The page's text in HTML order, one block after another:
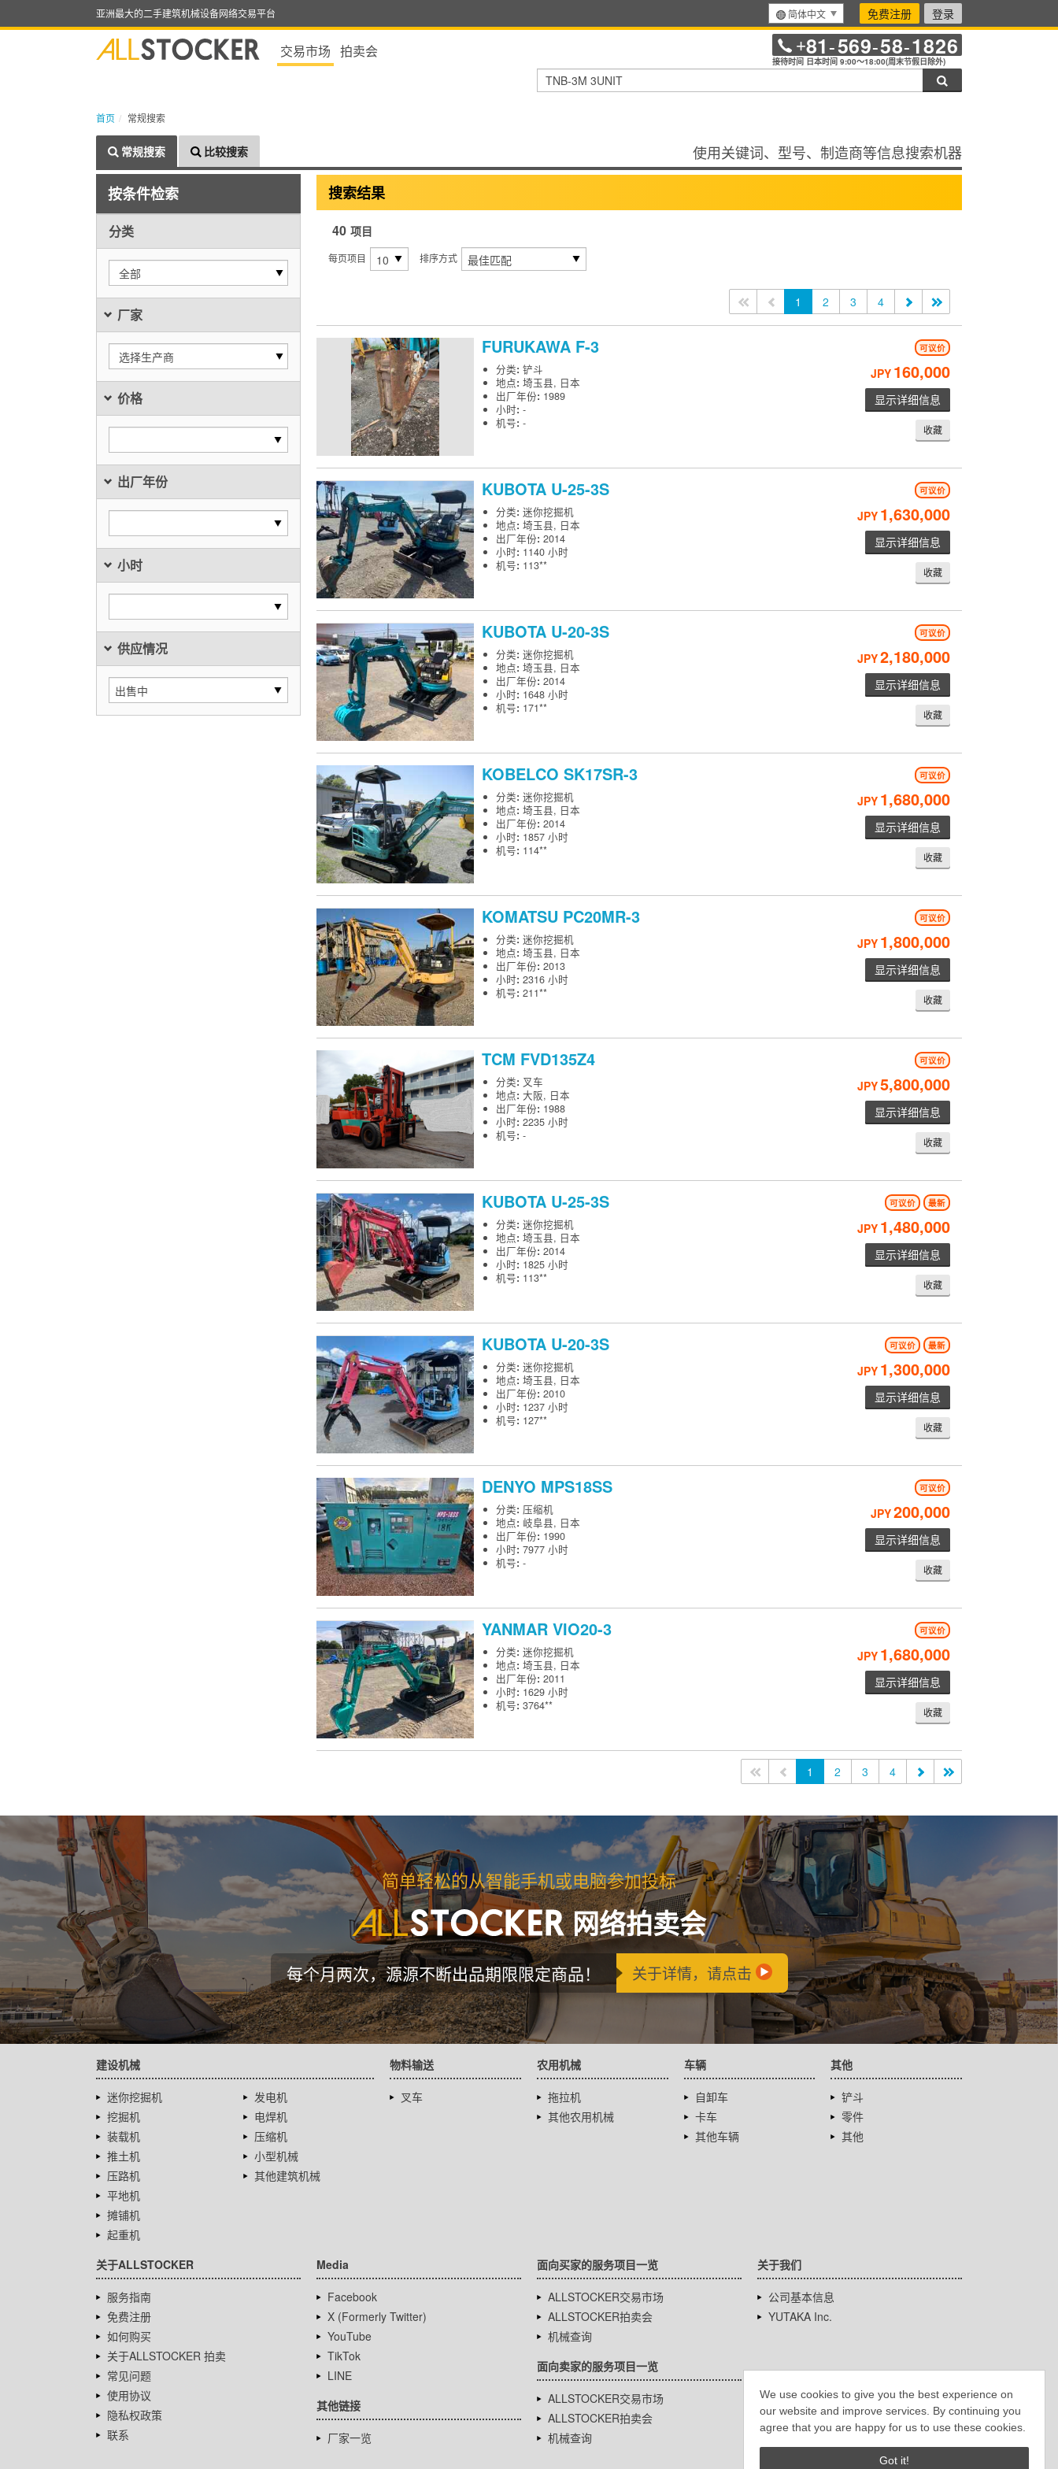
We use cookies to give you the best experience on
our website and improve services. By continuing you
agree that you are happy for us to use these cookies.
Got it!
亚洲最大的二手建筑机械设备网络交易平台 简体中文 免费注册 登录
交易市场 拍卖会 +81-569-58-1826
接待时间 日本时间 9:00～18:00(周末节假日除外)
首页 常规搜索
常规搜索 比较搜索 使用关键词、型号、制造商等信息搜索机器
按条件检索
分类
全部
厂家
选择生产商
价格
出厂年份
小时
供应情况
搜索结果
40 项目
每页项目 排序方式
<< 1 2 3 4
FURUKAWA F-3 可议价
分类: 铲斗
地点: 埼玉县, 日本
出厂年份: 1989
小时: -
机号: -
JPY 160,000
显示详细信息
收藏
KUBOTA U-25-3S 可议价
分类: 迷你挖掘机
地点: 埼玉县, 日本
出厂年份: 2014
小时: 1140 小时
机号: 113**
JPY 1,630,000
显示详细信息
收藏
KUBOTA U-20-3S 可议价
分类: 迷你挖掘机
地点: 埼玉县, 日本
出厂年份: 2014
小时: 1648 小时
机号: 171**
JPY2,180,000
显示详细信息
收藏
KOBELCO SK17SR-3 可议价
分类: 迷你挖掘机
地点: 埼玉县, 日本
出厂年份: 2014
小时: 1857 小时
机号: 114**
JPY 1,680,000
显示详细信息
收藏
KOMATSU PC20MR-3 可议价
分类: 迷你挖掘机
地点: 埼玉县, 日本
出厂年份: 2013
小时: 2316 小时
机号: 211**
JPY 1,800,000
显示详细信息
收藏
TCM FVD135Z4 可议价
分类: 叉车
地点: 大阪, 日本
出厂年份: 1988
小时: 2235 小时
机号: -
JPY5,800,000
显示详细信息
收藏
KUBOTA U-25-3S 可议价 最新
分类: 迷你挖掘机
地点: 埼玉县, 日本
出厂年份: 2014
小时: 1825 小时
机号: 113**
JPY 1,480,000
显示详细信息
收藏
KUBOTA U-20-3S 可议价 最新
分类: 迷你挖掘机
地点: 埼玉县, 日本
出厂年份: 2010
小时: 1237 小时
机号: 127**
JPY 1,300,000
显示详细信息
收藏
DENYO MPS18SS 可议价
分类: 压缩机
地点: 岐阜县, 日本
出厂年份: 1990
小时: 7977 小时
机号: -
JPY200,000
显示详细信息
收藏
YANMAR VIO20-3 可议价
分类: 迷你挖掘机
地点: 埼玉县, 日本
出厂年份: 2011
小时: 1629 小时
机号: 3764**
JPY 1,680,000
显示详细信息
收藏
<< 1 2 3 4
简单轻松的从智能手机或电脑参加投标
网络拍卖会
每个月两次，源源不断出品期限限定商品！ 关于详情，请点击
建设机械
迷你挖掘机
挖掘机
装载机
推土机
压路机
平地机
摊铺机
起重机
发电机
电焊机
压缩机
小型机械
其他建筑机械
物料输送
叉车
农用机械
拖拉机
其他农用机械
车辆
自卸车
卡车
其他车辆
其他
铲斗
零件
其他
关于ALLSTOCKER
服务指南
免费注册
如何购买
关于ALLSTOCKER 拍卖
常见问题
使用协议
隐私权政策
联系
Media
Facebook
X (Formerly Twitter)
YouTube
TikTok
LINE
其他链接
厂家一览
面向买家的服务项目一览
ALLSTOCKER交易市场
ALLSTOCKER拍卖会
机械查询
面向卖家的服务项目一览
ALLSTOCKER交易市场
ALLSTOCKER拍卖会
机械查询
关于我们
公司基本信息
YUTAKA Inc.